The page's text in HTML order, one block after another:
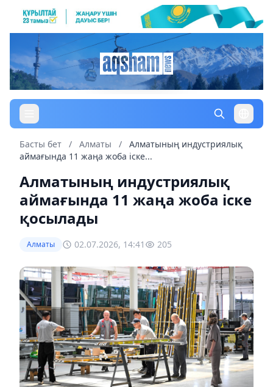
Басты бет / Алматы /
Алматының индустриялық
аймағында 11 жаңа жоба іске...
Алматының индустриялық
аймағында 11 жаңа жоба іске
қосылады
Алматы 02.07.2026, 14:41 205